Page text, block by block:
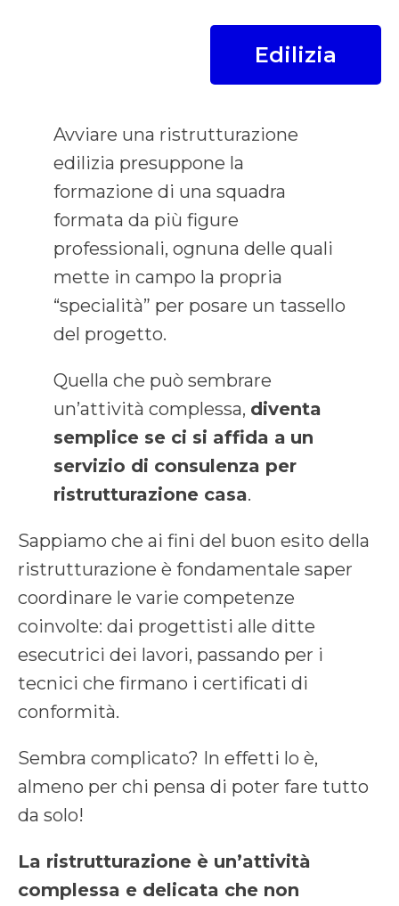
Edilizia
Avviare una ristrutturazione
edilizia presuppone la
formazione di una squadra
formata da più figure
professionali, ognuna delle quali
mette in campo la propria
“specialità” per posare un tassello
del progetto.
Quella che può sembrare
un’attività complessa, diventa
semplice se ci si affida a un
servizio di consulenza per
ristrutturazione casa.
Sappiamo che ai fini del buon esito della
ristrutturazione è fondamentale saper
coordinare le varie competenze
coinvolte: dai progettisti alle ditte
esecutrici dei lavori, passando per i
tecnici che firmano i certificati di
conformità.
Sembra complicato? In effetti lo è,
almeno per chi pensa di poter fare tutto
da solo!
La ristrutturazione è un’attività
complessa e delicata che non